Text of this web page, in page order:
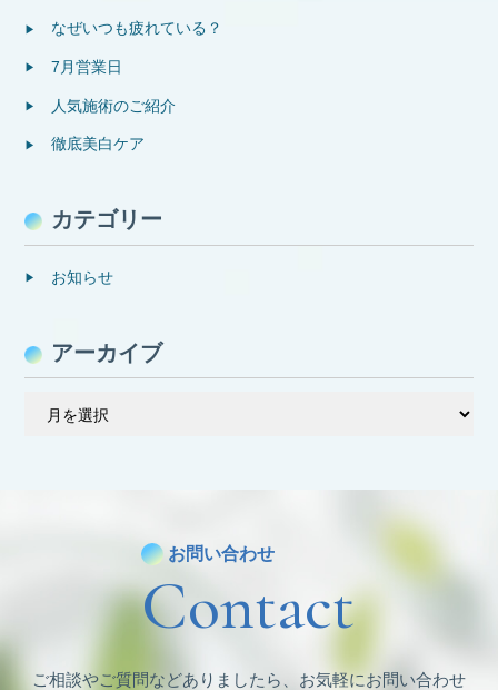
なぜいつも疲れている？
7月営業日
人気施術のご紹介
徹底美白ケア
カテゴリー
お知らせ
アーカイブ
お問い合わせ
Contact
ご相談やご質問などありましたら、お気軽にお問い合わせ